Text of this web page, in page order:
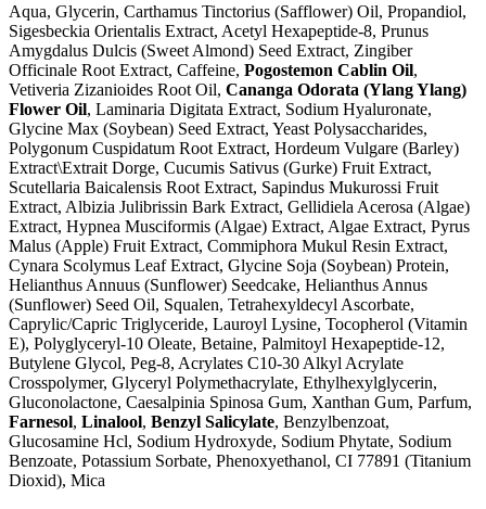
Aqua, Glycerin, Carthamus Tinctorius (Safflower) Oil, Propandiol,
Sigesbeckia Orientalis Extract, Acetyl Hexapeptide-8, Prunus
Amygdalus Dulcis (Sweet Almond) Seed Extract, Zingiber
Officinale Root Extract, Caffeine, Pogostemon Cablin Oil,
Vetiveria Zizanioides Root Oil, Cananga Odorata (Ylang Ylang)
Flower Oil, Laminaria Digitata Extract, Sodium Hyaluronate,
Glycine Max (Soybean) Seed Extract, Yeast Polysaccharides,
Polygonum Cuspidatum Root Extract, Hordeum Vulgare (Barley)
Extract\Extrait Dorge, Cucumis Sativus (Gurke) Fruit Extract,
Scutellaria Baicalensis Root Extract, Sapindus Mukurossi Fruit
Extract, Albizia Julibrissin Bark Extract, Gellidiela Acerosa (Algae)
Extract, Hypnea Musciformis (Algae) Extract, Algae Extract, Pyrus
Malus (Apple) Fruit Extract, Commiphora Mukul Resin Extract,
Cynara Scolymus Leaf Extract, Glycine Soja (Soybean) Protein,
Helianthus Annuus (Sunflower) Seedcake, Helianthus Annus
(Sunflower) Seed Oil, Squalen, Tetrahexyldecyl Ascorbate,
Caprylic/Capric Triglyceride, Lauroyl Lysine, Tocopherol (Vitamin
E), Polyglyceryl-10 Oleate, Betaine, Palmitoyl Hexapeptide-12,
Butylene Glycol, Peg-8, Acrylates C10-30 Alkyl Acrylate
Crosspolymer, Glyceryl Polymethacrylate, Ethylhexylglycerin,
Gluconolactone, Caesalpinia Spinosa Gum, Xanthan Gum, Parfum,
Farnesol, Linalool, Benzyl Salicylate, Benzylbenzoat,
Glucosamine Hcl, Sodium Hydroxyde, Sodium Phytate, Sodium
Benzoate, Potassium Sorbate, Phenoxyethanol, CI 77891 (Titanium
Dioxid), Mica